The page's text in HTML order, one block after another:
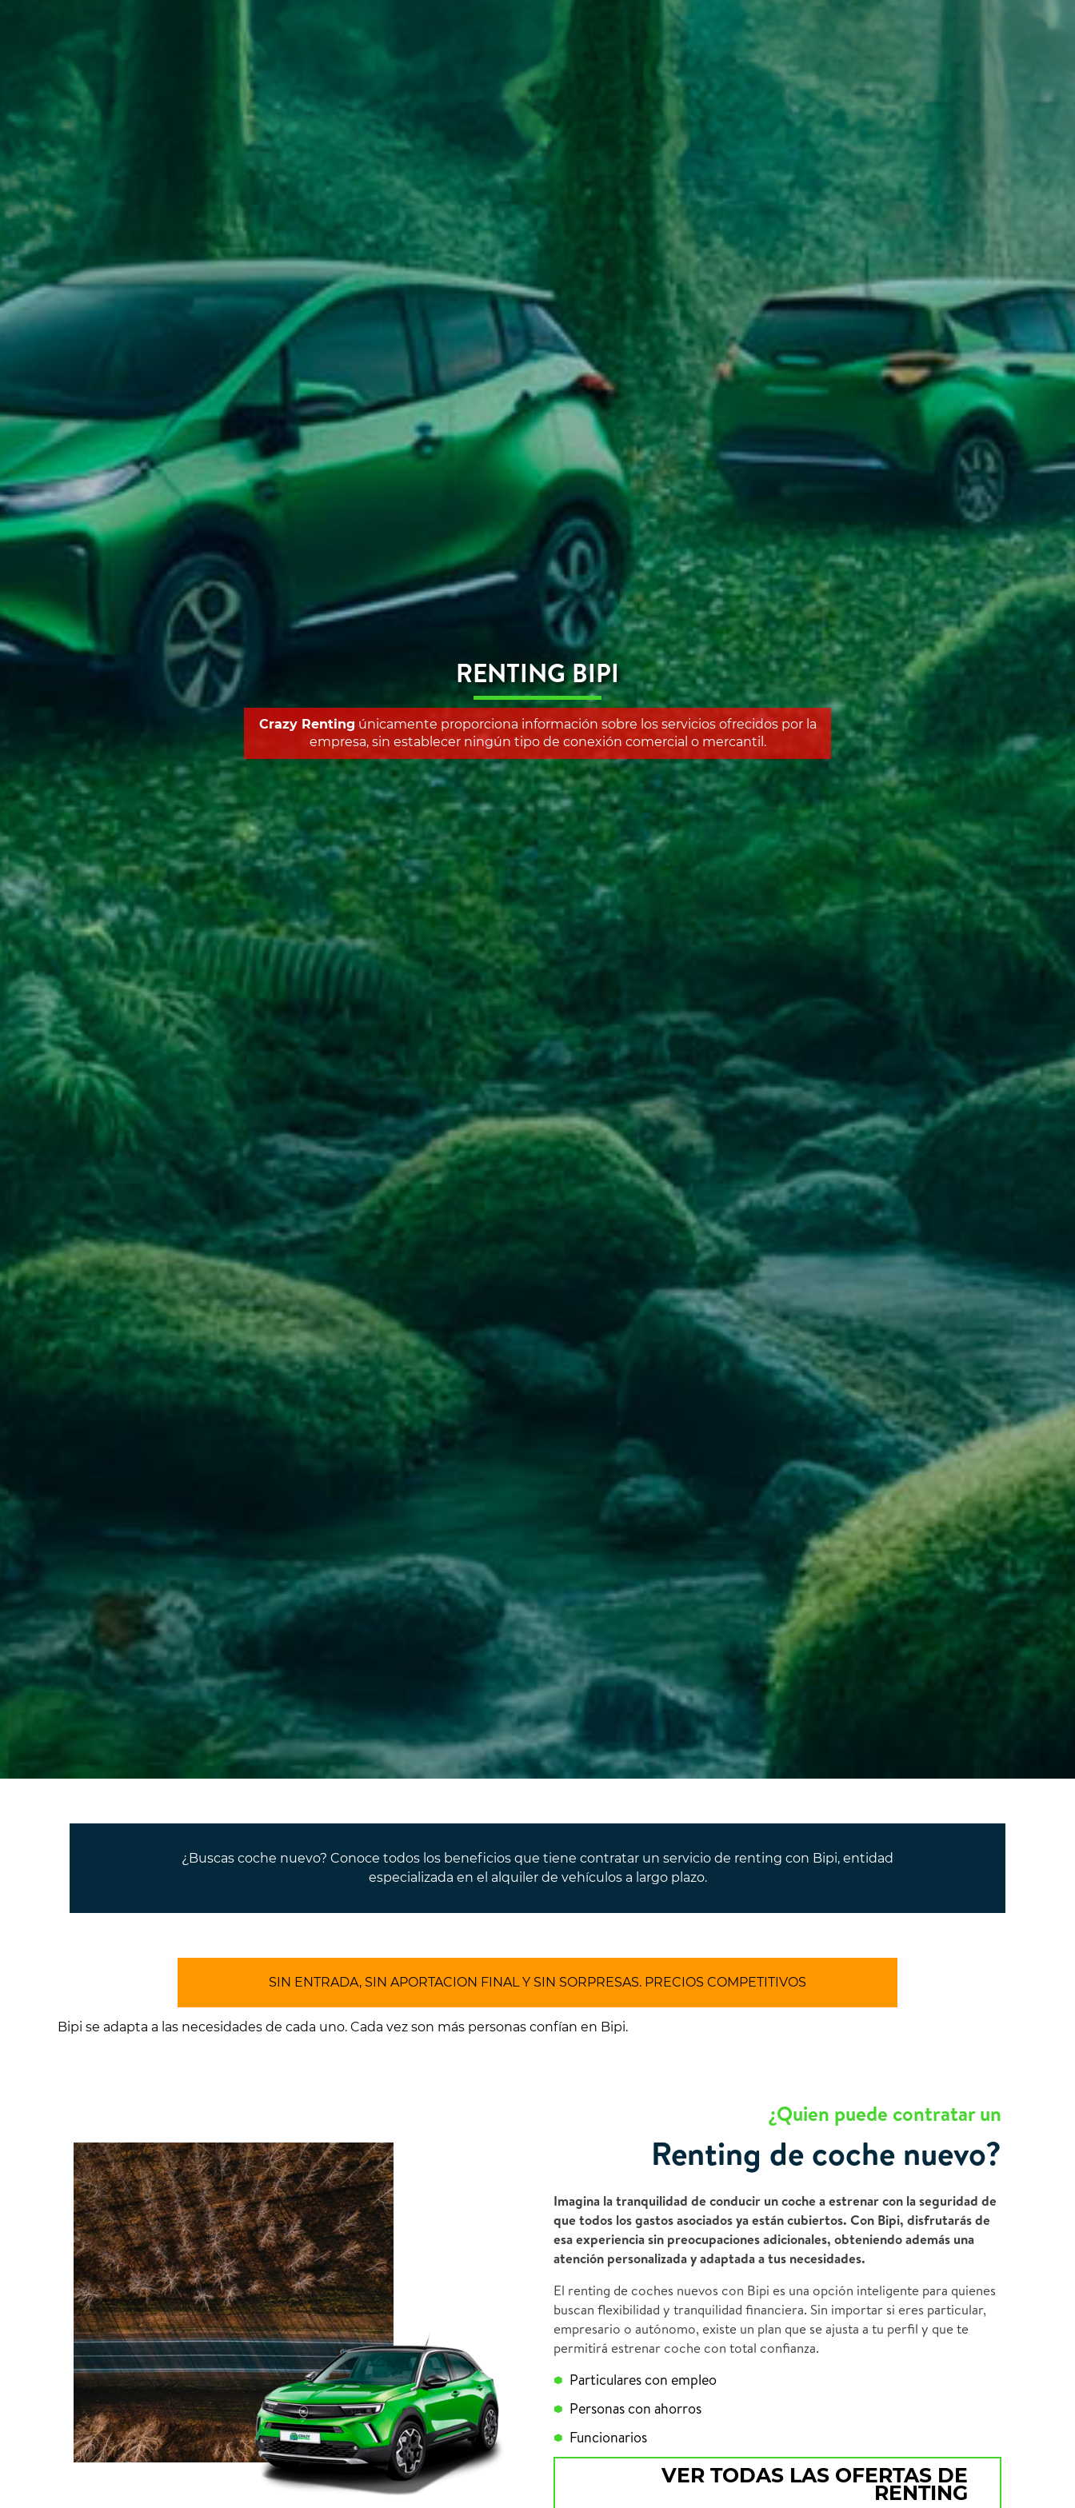
RENTING BIPI
Crazy Renting únicamente proporciona información sobre los servicios ofrecidos por la
empresa, sin establecer ningún tipo de conexión comercial o mercantil.
¿Buscas coche nuevo? Conoce todos los beneficios que tiene contratar un servicio de renting con Bipi, entidad
especializada en el alquiler de vehículos a largo plazo.
SIN ENTRADA, SIN APORTACION FINAL Y SIN SORPRESAS. PRECIOS COMPETITIVOS
Bipi se adapta a las necesidades de cada uno. Cada vez son más personas confían en Bipi.
¿Quien puede contratar un
Renting de coche nuevo?
Imagina la tranquilidad de conducir un coche a estrenar con la seguridad de
que todos los gastos asociados ya están cubiertos. Con Bipi, disfrutarás de
esa experiencia sin preocupaciones adicionales, obteniendo además una
atención personalizada y adaptada a tus necesidades.
El renting de coches nuevos con Bipi es una opción inteligente para quienes
buscan flexibilidad y tranquilidad financiera. Sin importar si eres particular,
empresario o autónomo, existe un plan que se ajusta a tu perfil y que te
permitirá estrenar coche con total confianza.
Particulares con empleo
Personas con ahorros
Funcionarios
VER TODAS LAS OFERTAS DE
RENTING